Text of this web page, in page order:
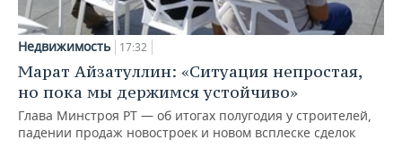
Недвижимость 17:32
Марат Айзатуллин: «Ситуация непростая,
но пока мы держимся устойчиво»
Глава Минстроя РТ — об итогах полугодия у строителей,
падении продаж новостроек и новом всплеске сделок